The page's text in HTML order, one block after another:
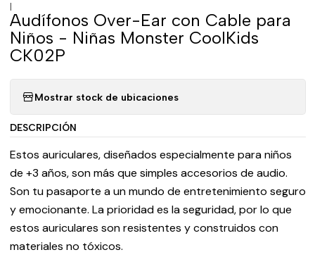
|
Audífonos Over-Ear con Cable para
Niños - Niñas Monster CoolKids
CK02P
Mostrar stock de ubicaciones
DESCRIPCIÓN
Estos auriculares, diseñados especialmente para niños
de +3 años, son más que simples accesorios de audio.
Son tu pasaporte a un mundo de entretenimiento seguro
y emocionante. La prioridad es la seguridad, por lo que
estos auriculares son resistentes y construidos con
materiales no tóxicos.